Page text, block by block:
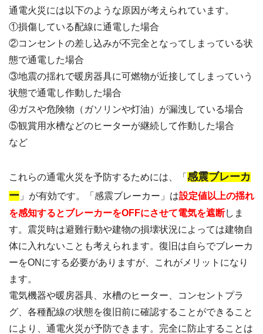
通電火災には以下のような原因が考えられています。
①損傷している配線に通電した場合
②コンセントの差し込みが不完全となってしまっている状
態で通電した場合
③地震の揺れで暖房器具に可燃物が近接してしまっていう
状態で通電し作動した場合
④ガスや危険物（ガソリンや灯油）が漏洩している場合
⑤観賞用水槽などのヒーターが継続して作動した場合
など
これらの通電火災を予防するためには、「 感震ブレーカ
ー 」が有効です。「感震ブレーカー」は設定値以上の揺れ
を感知するとブレーカーをOFFにさせて電気を遮断しま
す。震災時は避難行動や建物の損壊状況によっては建物自
体に入れないことも考えられます。復旧は自らでブレーカ
ーをONにする必要がありますが、これがメリットになり
ます。
電気機器や暖房器具、水槽のヒーター、コンセントプラ
グ、各種配線の状態を復旧前に確認することができること
により、通電火災が予防できます。完全に防止することは